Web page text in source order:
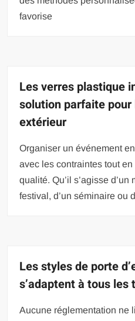
favorise
Les verres plastique
solution parfaite
extérieur
Organiser un événement
avec les contraintes tout
qualité. Qu’il s’agisse d’un
festival, d’un séminaire ou
Les styles de porte
s’adaptent à tous les
Aucune réglementation ne